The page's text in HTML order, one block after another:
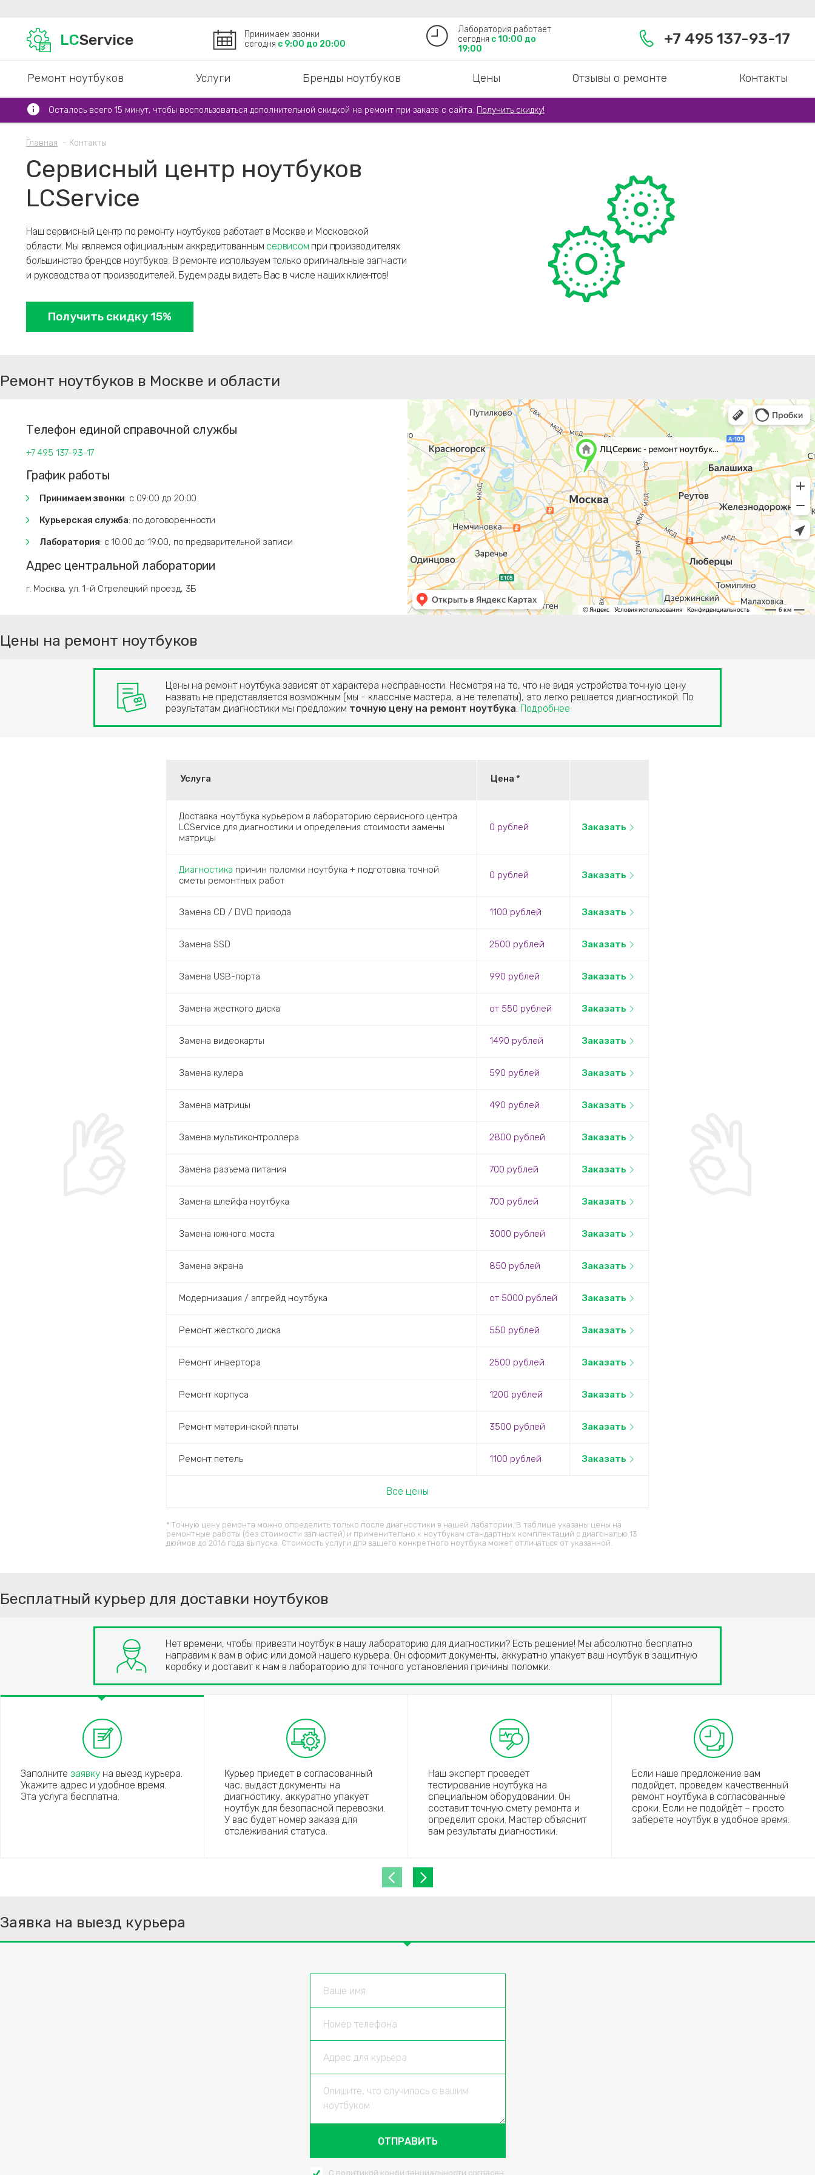
LCService
Принимаем звонки
сегодня с 9:00 до 20:00
Лаборатория работает
сегодня с 10:00 до
19:00
+7 495 137-93-17
Ремонт ноутбуков Услуги Бренды ноутбуков Цены Отзывы о ремонте Контакты
Осталось всего 15 минут, чтобы воспользоваться дополнительной скидкой на ремонт при заказе с сайта. Получить скидку!
Главная Контакты
Сервисный центр ноутбуков
LCService
Наш сервисный центр по ремонту ноутбуков работает в Москве и Московской
области. Мы являемся официальным аккредитованным сервисом при производителях
большинство брендов ноутбуков. В ремонте используем только оригинальные запчасти
и руководства от производителей. Будем рады видеть Вас в числе наших клиентов!
Получить скидку 15%
Ремонт ноутбуков в Москве и области
Телефон единой справочной службы
+7 495 137-93-17
График работы
Принимаем звонки: с 09:00 до 20:00
Курьерская служба: по договоренности
Лаборатория: с 10:00 до 19:00, по предварительной записи
Адрес центральной лаборатории
г. Москва, ул. 1-й Стрелецкий проезд, 3Б
Цены на ремонт ноутбуков
Цены на ремонт ноутбука зависят от характера несправности. Несмотря на то, что не видя устройства точную цену
назвать не представляется возможным (мы - классные мастера, а не телепаты), это легко решается диагностикой. По
результатам диагностики мы предложим точную цену на ремонт ноутбука. Подробнее
Услуга Цена *
Доставка ноутбука курьером в лабораторию сервисного центра
LCService для диагностики и определения стоимости замены
матрицы
0 рублей Заказать
Диагностика причин поломки ноутбука + подготовка точной
сметы ремонтных работ
0 рублей Заказать
Замена CD / DVD привода 1100 рублей Заказать
Замена SSD 2500 рублей Заказать
Замена USB-порта 990 рублей Заказать
Замена жесткого диска от 550 рублей Заказать
Замена видеокарты 1490 рублей Заказать
Замена кулера 590 рублей Заказать
Замена матрицы 490 рублей Заказать
Замена мультиконтроллера 2800 рублей Заказать
Замена разъема питания 700 рублей Заказать
Замена шлейфа ноутбука 700 рублей Заказать
Замена южного моста 3000 рублей Заказать
Замена экрана 850 рублей Заказать
Модернизация / апгрейд ноутбука от 5000 рублей Заказать
Ремонт жесткого диска 550 рублей Заказать
Ремонт инвертора 2500 рублей Заказать
Ремонт корпуса 1200 рублей Заказать
Ремонт материнской платы 3500 рублей Заказать
Ремонт петель 1100 рублей Заказать
Все цены
* Точную цену ремонта можно определить только после диагностики в нашей лабатории. В таблице указаны цены на
ремонтные работы (без стоимости запчастей) и применительно к ноутбукам стандартных комплектаций c диагональю 13
дюймов до 2016 года выпуска. Стоимость услуги для вашего конкретного ноутбука может отличаться от указанной.
Бесплатный курьер для доставки ноутбуков
Нет времени, чтобы привезти ноутбук в нашу лабораторию для диагностики? Есть решение! Мы абсолютно бесплатно
направим к вам в офис или домой нашего курьера. Он оформит документы, аккуратно упакует ваш ноутбук в защитную
коробку и доставит к нам в лабораторию для точного установления причины поломки.
Заполните заявку на выезд курьера.
Укажите адрес и удобное время.
Эта услуга бесплатна.
Курьер приедет в согласованный
час, выдаст документы на
диагностику, аккуратно упакует
ноутбук для безопасной перевозки.
У вас будет номер заказа для
отслеживания статуса.
Наш эксперт проведёт
тестирование ноутбука на
специальном оборудовании. Он
составит точную смету ремонта и
определит сроки. Мастер объяснит
вам результаты диагностики.
Если наше предложение вам
подойдет, проведем качественный
ремонт ноутбука в согласованные
сроки. Если не подойдёт – просто
заберете ноутбук в удобное время.
Заявка на выезд курьера
ОТПРАВИТЬ
С политикой конфиденциальности согласен